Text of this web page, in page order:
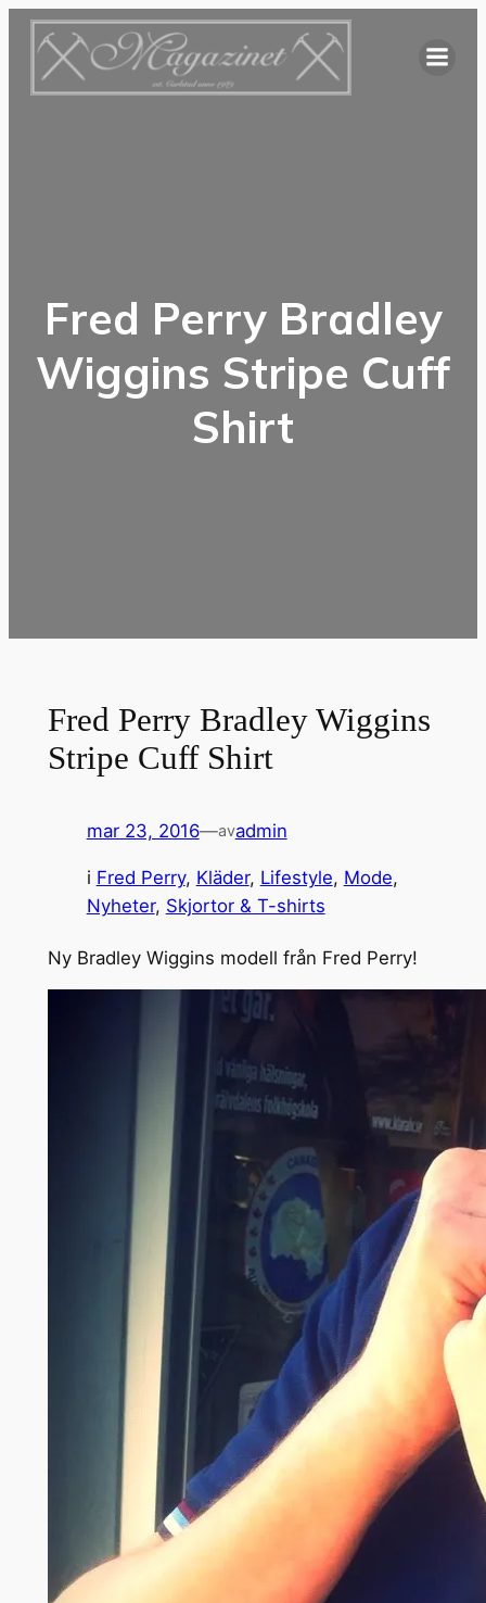
Hoppa
innehåll
Fred Perry Bradley
Wiggins Stripe Cuff
Shirt
Fred Perry Bradley Wiggins
Stripe Cuff Shirt
mar 23, 2016—avadmin
i Fred Perry, Kläder, Lifestyle, Mode
Nyheter, Skjortor & T-shirts
Ny Bradley Wiggins modell från Fred Perry!